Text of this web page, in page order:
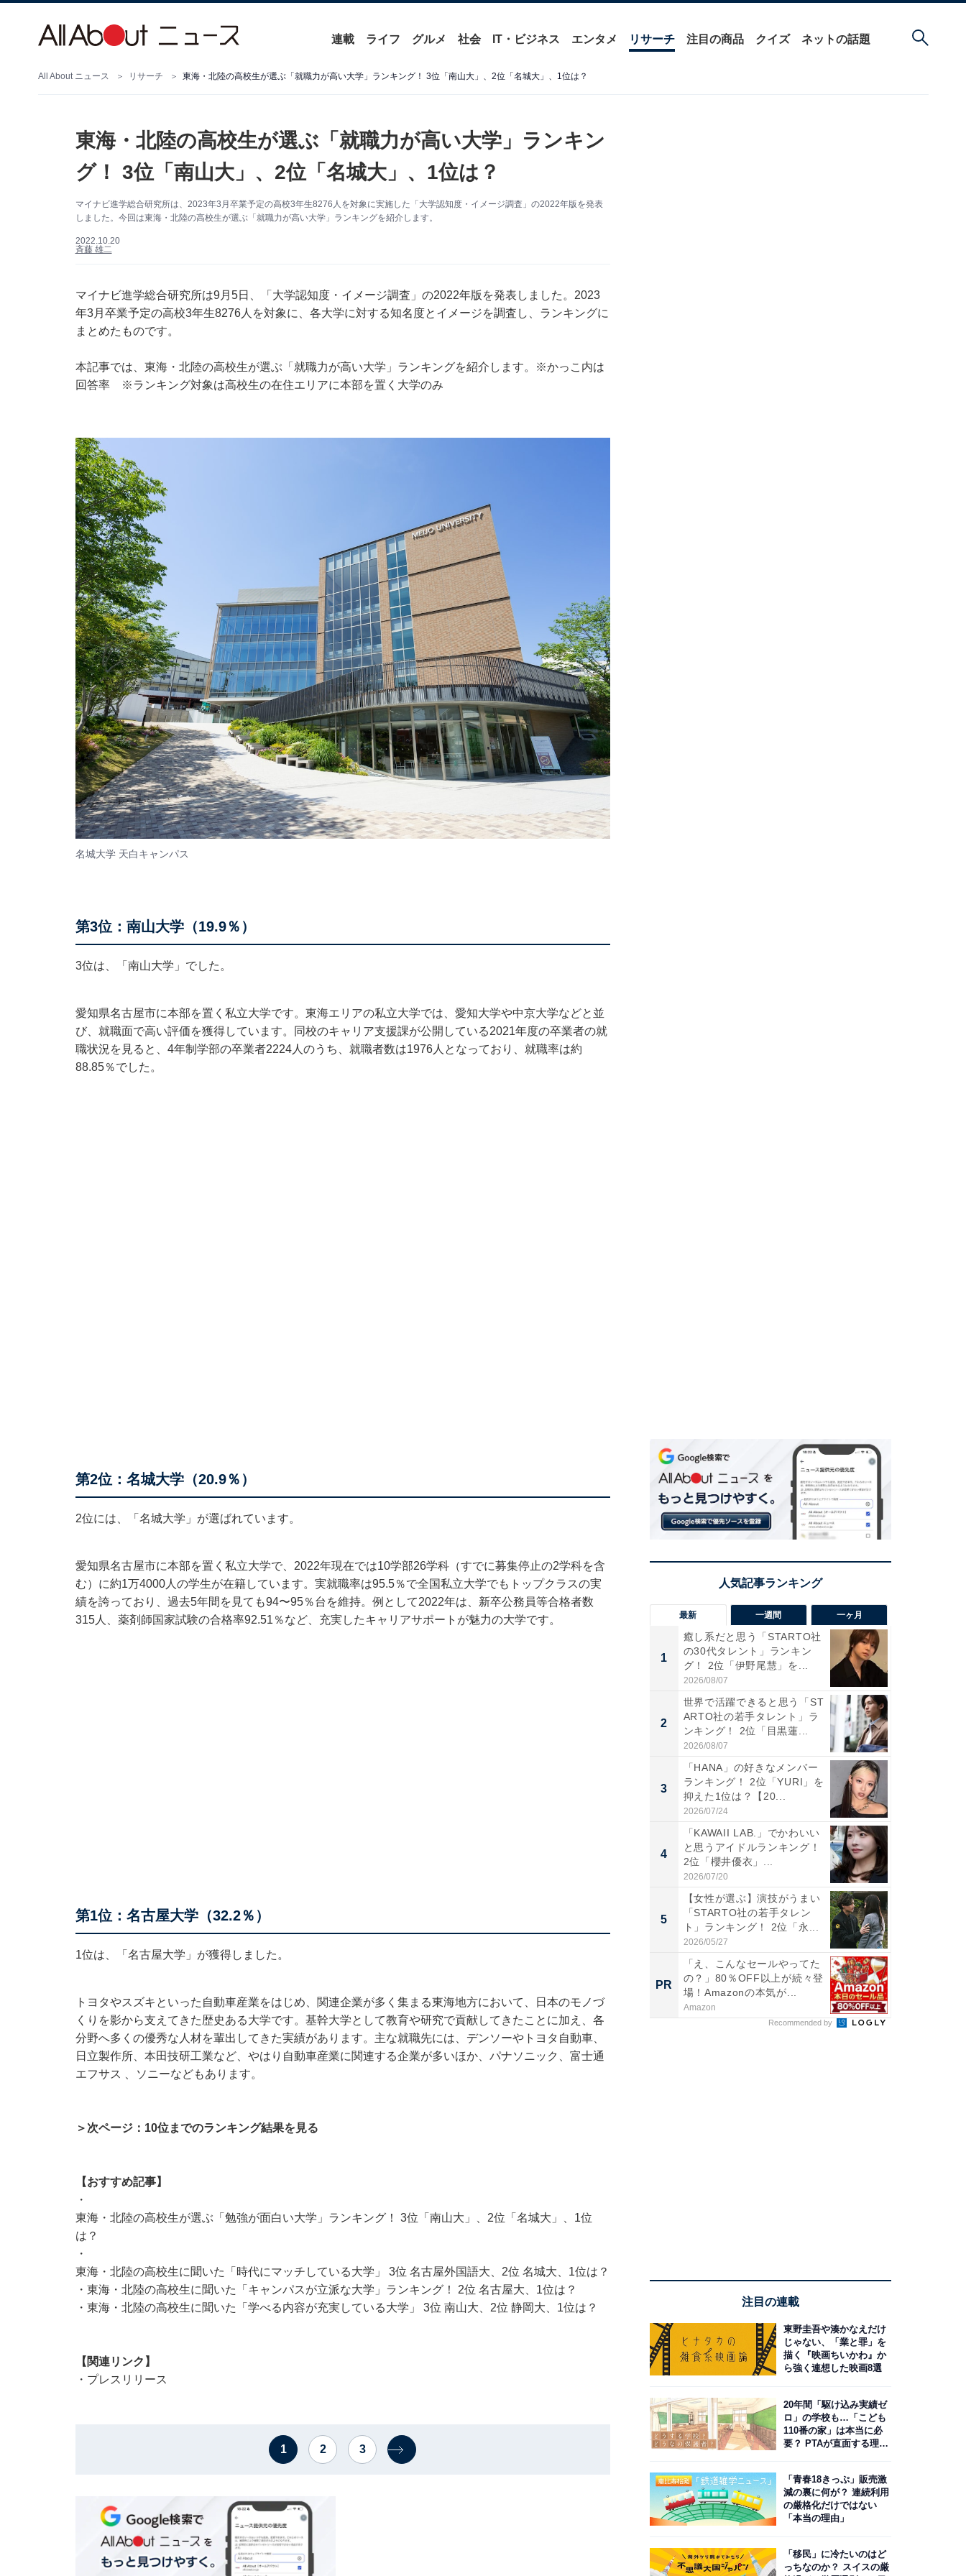
連載 ライフ グルメ 社会 IT・ビジネス エンタメ リサーチ 注目の商品 クイズ ネットの話題
All About ニュース リサーチ 東海・北陸の高校生が選ぶ「就職力が高い大学」ランキング！ 3位「南山大」、2位「名城大」、1位は？
東海・北陸の高校生が選ぶ「就職力が高い大学」ランキン
グ！ 3位「南山大」、2位「名城大」、1位は？
マイナビ進学総合研究所は、2023年3月卒業予定の高校3年生8276人を対象に実施した「大学認知度・イメージ調査」の2022年版を発表
しました。今回は東海・北陸の高校生が選ぶ「就職力が高い大学」ランキングを紹介します。
2022.10.20
斉藤 雄二
マイナビ進学総合研究所は9月5日、「大学認知度・イメージ調査」の2022年版を発表しました。2023
年3月卒業予定の高校3年生8276人を対象に、各大学に対する知名度とイメージを調査し、ランキングに
まとめたものです。
本記事では、東海・北陸の高校生が選ぶ「就職力が高い大学」ランキングを紹介します。※かっこ内は
回答率 ※ランキング対象は高校生の在住エリアに本部を置く大学のみ
名城大学 天白キャンパス
第3位：南山大学（19.9％）
3位は、「南山大学」でした。
愛知県名古屋市に本部を置く私立大学です。東海エリアの私立大学では、愛知大学や中京大学などと並
び、就職面で高い評価を獲得しています。同校のキャリア支援課が公開している2021年度の卒業者の就
職状況を見ると、4年制学部の卒業者2224人のうち、就職者数は1976人となっており、就職率は約
88.85％でした。
第2位：名城大学（20.9％）
2位には、「名城大学」が選ばれています。
愛知県名古屋市に本部を置く私立大学で、2022年現在では10学部26学科（すでに募集停止の2学科を含
む）に約1万4000人の学生が在籍しています。実就職率は95.5％で全国私立大学でもトップクラスの実
績を誇っており、過去5年間を見ても94〜95％台を維持。例として2022年は、新卒公務員等合格者数
315人、薬剤師国家試験の合格率92.51％など、充実したキャリアサポートが魅力の大学です。
第1位：名古屋大学（32.2％）
1位は、「名古屋大学」が獲得しました。
トヨタやスズキといった自動車産業をはじめ、関連企業が多く集まる東海地方において、日本のモノづ
くりを影から支えてきた歴史ある大学です。基幹大学として教育や研究で貢献してきたことに加え、各
分野へ多くの優秀な人材を輩出してきた実績があります。主な就職先には、デンソーやトヨタ自動車、
日立製作所、本田技研工業など、やはり自動車産業に関連する企業が多いほか、パナソニック、富士通
エフサス 、ソニーなどもあります。
＞次ページ：10位までのランキング結果を見る
【おすすめ記事】
・
東海・北陸の高校生が選ぶ「勉強が面白い大学」ランキング！ 3位「南山大」、2位「名城大」、1位
は？
・
東海・北陸の高校生に聞いた「時代にマッチしている大学」 3位 名古屋外国語大、2位 名城大、1位は？
・ 東海・北陸の高校生に聞いた「キャンパスが立派な大学」ランキング！ 2位 名古屋大、1位は？
・ 東海・北陸の高校生に聞いた「学べる内容が充実している大学」 3位 南山大、2位 静岡大、1位は？
【関連リンク】
・ プレスリリース
1 2 3
最新 一週間 一ヶ月
1
癒し系だと思う「STARTO社
の30代タレント」ランキン
グ！ 2位「伊野尾慧」を...
2026/08/07
2
世界で活躍できると思う「ST
ARTO社の若手タレント」ラ
ンキング！ 2位「目黒蓮...
2026/08/07
3
「HANA」の好きなメンバー
ランキング！ 2位「YURI」を
抑えた1位は？【20...
2026/07/24
4
「KAWAII LAB.」でかわいい
と思うアイドルランキング！
2位「櫻井優衣」...
2026/07/20
5
【女性が選ぶ】演技がうまい
「STARTO社の若手タレン
ト」ランキング！ 2位「永...
2026/05/27
PR
「え、こんなセールやってた
の？」80％OFF以上が続々登
場！Amazonの本気が...
Amazon
Recommended by
注目の連載
東野圭吾や湊かなえだけ
じゃない、「業と罪」を
描く『映画ちいかわ』か
ら強く連想した映画8選
20年間「駆け込み実績ゼ
ロ」の学校も…「こども
110番の家」は本当に必
要？ PTAが直面する理想
「青春18きっぷ」販売激
減の裏に何が？ 連続利用
の厳格化だけではない
「本当の理由」
「移民」に冷たいのはど
っちなのか？ スイスの厳